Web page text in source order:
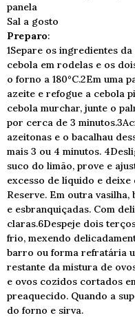
panela
Sal a gosto
Preparo:
1Separe os ingredientes
cebola em rodelas e os
o forno a 180°C.2Em uma
azeite e refogue a cebola
cebola murchar, junte o
por cerca de 3
azeitonas e o bacalhau
mais 3 ou 4 minutos.
suco do limão, prove e
excesso de líquido e deixe
Reserve. Em outra
e esbranquiçadas. Com
claras.6Despeje dois
frio, mexendo
barro ou forma refratária
restante da mistura de
e ovos cozidos cortados
preaquecido. Quando a
do forno e sirva.